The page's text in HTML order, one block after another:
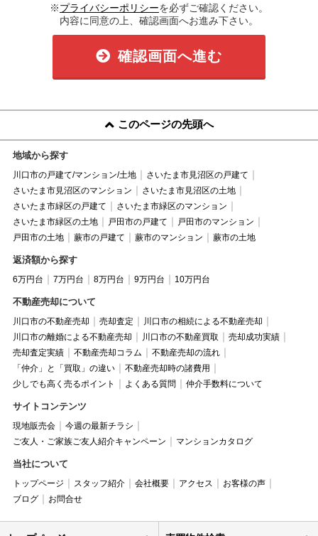
※プライバシーポリシーを必ずご確認ください。
内容に同意の上、確認画面へお進み下さい。
確認画面へ進む
このページの先頭へ
地域から探す
川口市の戸建て/マンション/土地
さいたま市見沼区の戸建て
さいたま市見沼区のマンション
さいたま市見沼区の土地
さいたま市緑区の戸建て
さいたま市緑区のマンション
さいたま市緑区の土地
戸田市の戸建て
戸田市のマンション
戸田市の土地
蕨市の戸建て 蕨市のマンション 蕨市の土地
返済額から探す
6万円台 7万円台 8万円台 9万円台 10万円台
不動産売却について
川口市の不動産売却 売却査定
川口市の相続による不動産売却
川口市の離婚による不動産売却
川口市の不動産買取
売却成功実績
売却査定実績
不動産売却コラム
不動産売却の流れ
「仲介」と「買取」の違い
不動産売却時の諸費用
少しでも高く売るポイント
よくある質問 仲介手数料について
サイトコンテンツ
現地販売会
今週の最新チラシ
ご友人・ご家族ご友人紹介キャンペーン
マンションカタログ
当社について
トップページ スタッフ紹介 会社概要 アクセス
お客様の声
ブログ
お問合せ